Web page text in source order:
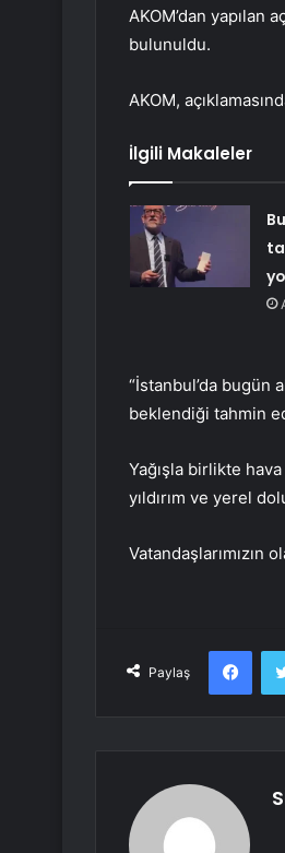
AKOM’dan yapılan
bulunuldu.
AKOM,
İlgili Makaleler
“İstanbul’da bugün
beklendiği tahmin
Yağışla birlikte hava
yıldırım ve yerel
Vatandaşlarımızın
Paylaş